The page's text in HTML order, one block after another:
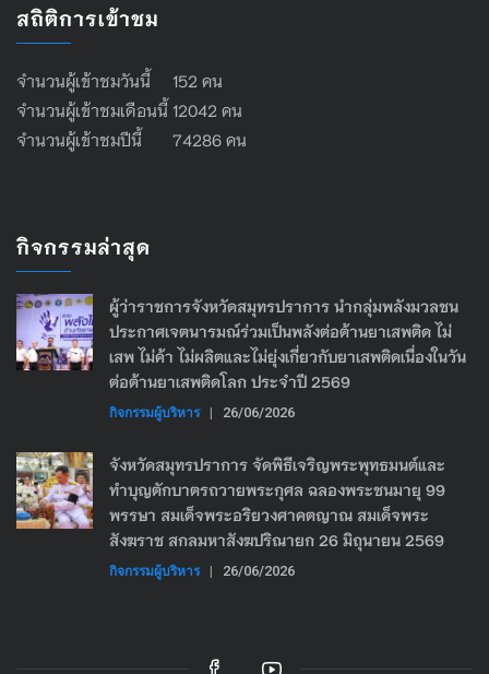
สถิติการเข้าชม
จำนวนผู้เข้าชมวันนี้ 152 คน
จำนวนผู้เข้าชมเดือนนี้ 12042 คน
จำนวนผู้เข้าชมปีนี้ 74286 คน
กิจกรรมล่าสุด
ผู้ว่าราชการจังหวัดสมุทรปราการ นำกลุ่มพลังมวลชน
ประกาศเจตนารมณ์ร่วมเป็นพลังต่อต้านยาเสพติด ไม่
เสพ ไม่ค้า ไม่ผลิตและไม่ยุ่งเกี่ยวกับยาเสพติดเนื่องในวัน
ต่อต้านยาเสพติดโลก ประจำปี 2569
กิจกรรมผู้บริหาร | 26/06/2026
จังหวัดสมุทรปราการ จัดพิธีเจริญพระพุทธมนต์และ
ทำบุญตักบาตรถวายพระกุศล ฉลองพระชนมายุ 99
พรรษา สมเด็จพระอริยวงศาคตญาณ สมเด็จพระ
สังฆราช สกลมหาสังฆปริณายก 26 มิถุนายน 2569
กิจกรรมผู้บริหาร | 26/06/2026